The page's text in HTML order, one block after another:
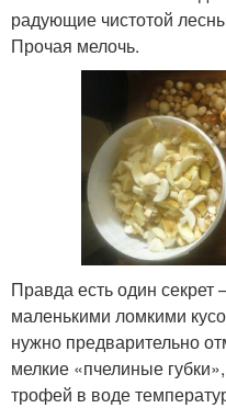
радующие чистотой
Прочая мелочь.
Правда есть один секрет
маленькими ломкими
нужно предварительно
мелкие «пчелиные
трофей в воде